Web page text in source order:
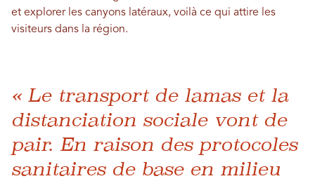
et explorer les canyons latéraux, voilà ce qui attire les
visiteurs dans la région.
« Le transport de lamas et la
distanciation sociale vont de
pair. En raison des protocoles
sanitaires de base en milieu